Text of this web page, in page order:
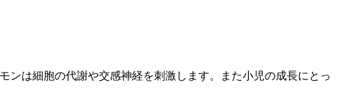
は細胞の代謝や交感神経を刺激します。また小児の成長にとっ